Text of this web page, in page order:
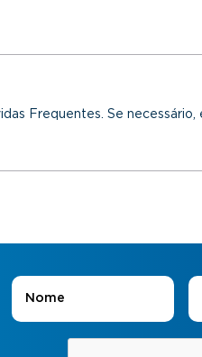
Frequentes. Se necessário,
Nome